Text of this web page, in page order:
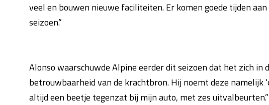
veel en bouwen nieuwe faciliteiten. Er komen goede tijden
seizoen.”
Alonso waarschuwde Alpine eerder dit seizoen dat het zich
betrouwbaarheid van de krachtbron. Hij noemt deze namelijk
altijd een beetje tegenzat bij mijn auto, met zes uitvalbeurten.”